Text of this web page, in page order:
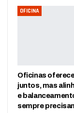
OFICINA
Oficinas
juntos, mas
e
sempre